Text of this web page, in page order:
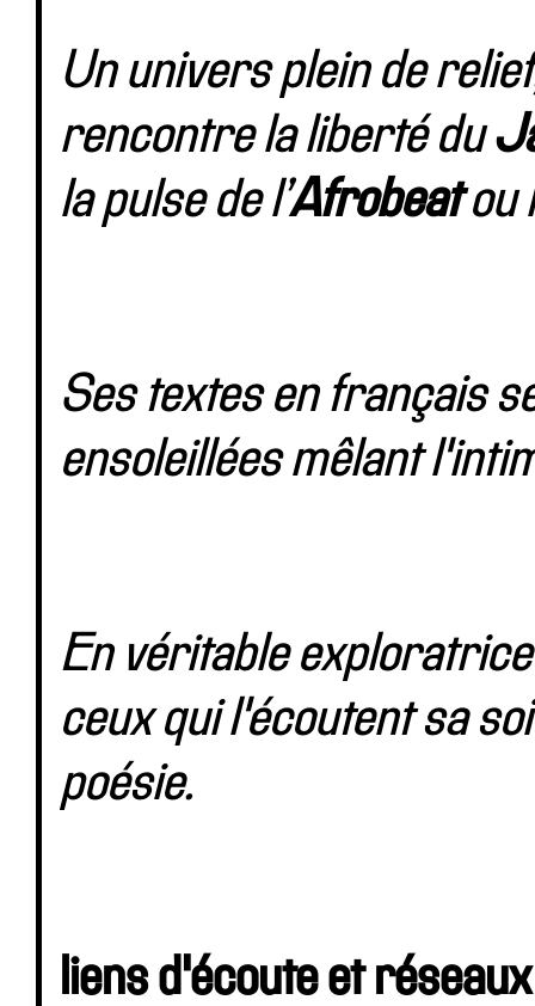
Un univers plein de
rencontre la liberté du
la pulse de l’Afrobeatou
Ses textes en français
ensoleillées mêlant
En véritable
ceux qui l'écoutent sa
poésie.
liens d'écoute et